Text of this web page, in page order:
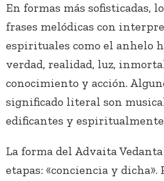
En formas más sofisticadas,
frases melódicas con
espirituales como el anhelo
verdad, realidad, luz,
conocimiento y acción.
significado literal son
edificantes y espiritualmente
La forma del Advaita Vedanta
etapas: «conciencia y dicha».